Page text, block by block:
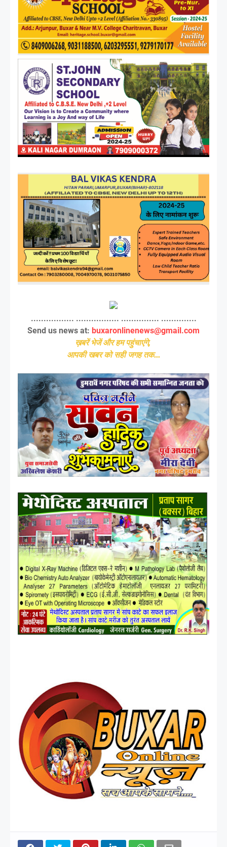
................. ................. ............... ..............
Send us news at: buxaronlinenews@gmail.com
ख़बरें भेजें और हम पहुंचाएंगे,
आपकी खबर को सही जगह तक...